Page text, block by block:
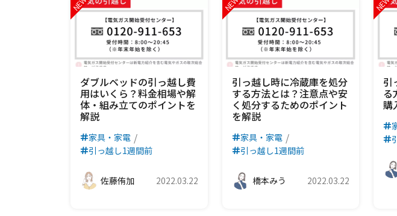
ダブルベッドの引っ越し費
用はいくら？料金相場や解
体・組み立てのポイントを
解説
家具・家電
引っ越し1週間前
佐藤侑加 2022.03.22
引っ越し時に冷蔵庫を処分
する方法とは？注意点や安
く処分するためのポイント
を解説
家具・家電
引っ越し1週間前
橋本みう 2022.03.22
引
る
購